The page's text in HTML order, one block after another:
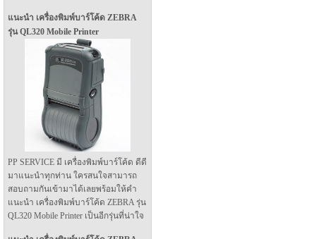
แนะนำ เครื่องพิมพ์บาร์โค้ด ZEBRA
รุ่น QL320 Mobile Printer
PP SERVICE มี เครื่องพิมพ์บาร์โค้ด ดีดี
มาแนะนำทุกท่าน ใครสนใจสามารถ
สอบถามกันเข้ามาได้เลยพร้อมให้คำ
แนะนำ เครื่องพิมพ์บาร์โค้ด ZEBRA รุ่น
QL320 Mobile Printer เป็นอีกรุ่นที่น่าใจ